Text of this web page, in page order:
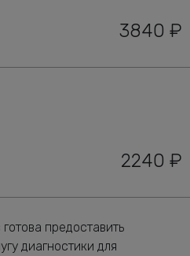
3840 ₽
2240 ₽
предоставить
диагностики для